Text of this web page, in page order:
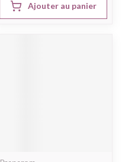
Ajouter au panier